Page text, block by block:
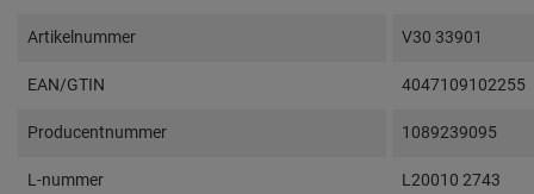
Artikelnummer V30 33901
EAN/GTIN 4047109102255
Producentnummer 1089239095
L-nummer L20010 2743